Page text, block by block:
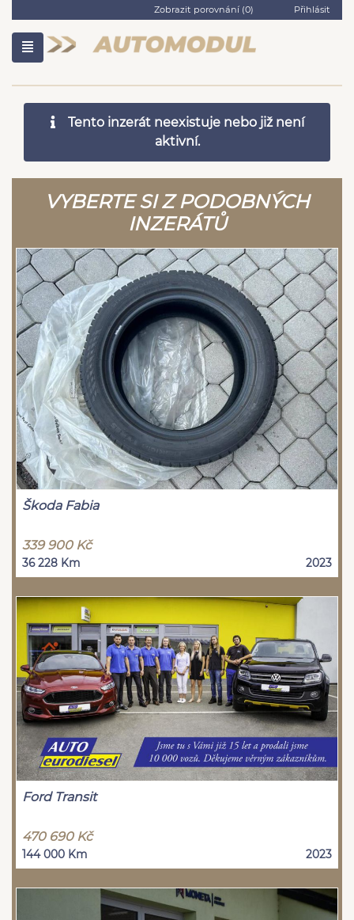
Zobrazit porovnání (0) Přihlásit
Tento inzerát neexistuje nebo již není
aktivní.
VYBERTE SI Z PODOBNÝCH
INZERÁTŮ
Škoda Fabia
339 900 Kč
36 228 Km 2023
Ford Transit
470 690 Kč
144 000 Km 2023